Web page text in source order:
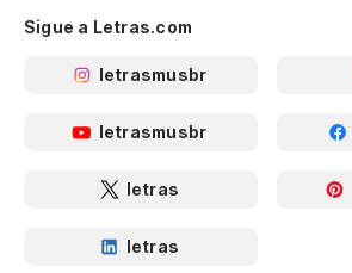
Sigue a Letras.com
letrasmusbr
letrasmusbr
letras
letras